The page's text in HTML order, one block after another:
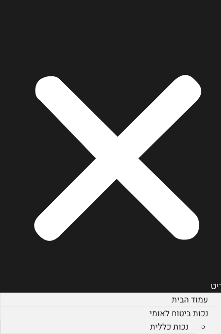
עמוד הבית
נכות ביטוח לאומי
נכות כללית